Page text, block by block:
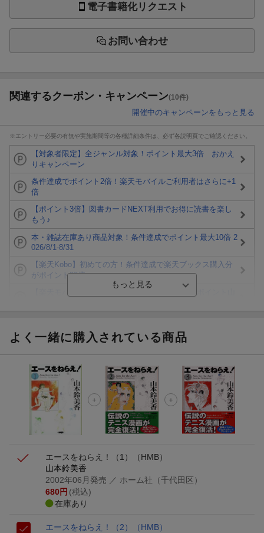
電子書籍化リクエスト
お問い合わせ
関連するクーポン・キャンペーン(10件)
開催中のキャンペーンをもっと見る
※エントリー必要の有無や実施期間等の各種詳細条件は、必ず各説明頁でご確認ください。
【対象者限定】全ジャンル対象！ポイント最大3倍 おかえ
りキャンペーン
条件達成でポイント2倍！楽天モバイルご利用者はさらに+1
倍
【ポイント3倍】図書カードNEXT利用でお得に読書を楽し
もう♪
本・雑誌在庫あり商品対象！条件達成でポイント最大10倍 2
026/8/1-8/31
【楽天Kobo】初めての方！条件達成で楽天ブックス購入分
がポイント20倍
ト山分け
エントリー＆3,000円以上購入で無料データSIM（3GB/月プ
ラン）が当たる！
楽天モバイル紹介キャンペーンの拡散で300円OFFクーポン
進呈
よく一緒に購入されている商品
エースをねらえ！（1）
（HMB）
山本鈴美香
2002年06月発売 ／ ホーム社（千代田区）
680円 (税込)
在庫あり
エースをねらえ！（2）
（HMB）